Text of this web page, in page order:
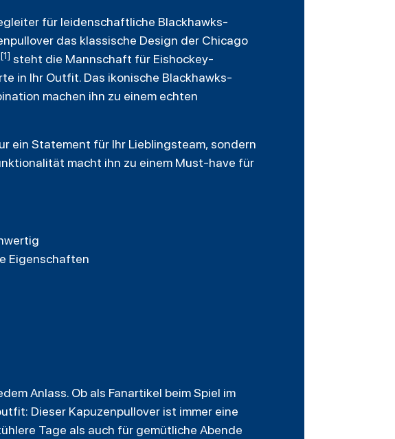
für leidenschaftliche Blackhawks-
das klassische Design der Chicago
[1] steht die Mannschaft für Eishockey-
in Ihr Outfit. Das ikonische Blackhawks-
machen ihn zu einem echten
ein Statement für Ihr Lieblingsteam, sondern
macht ihn zu einem Must-have für
Eigenschaften
Anlass. Ob als Fanartikel beim Spiel im
Dieser Kapuzenpullover ist immer eine
Tage als auch für gemütliche Abende